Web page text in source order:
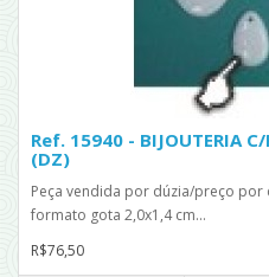
Ref. 15940 - BIJOUTERIA
(DZ)
Peça vendida por dúzia/preço
formato gota 2,0x1,4 cm...
R$76,50